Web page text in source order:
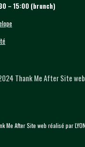
15:00 (brunch)
Thank Me After Site web
After Site web réalisé par